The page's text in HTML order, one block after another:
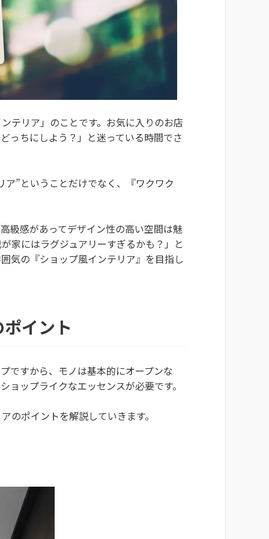
テリア」のことです。お気に入りのお店
っちにしよう？」と迷っている時間でさ
”ということだけでなく、『ワクワク
級感があってデザイン性の高い空間は魅
家にはラグジュアリーすぎるかも？」と
気の『ショップ風インテリア』を目指し
イント
ですから、モノは基本的にオープンな
ップライクなエッセンスが必要です。
のポイントを解説していきます。